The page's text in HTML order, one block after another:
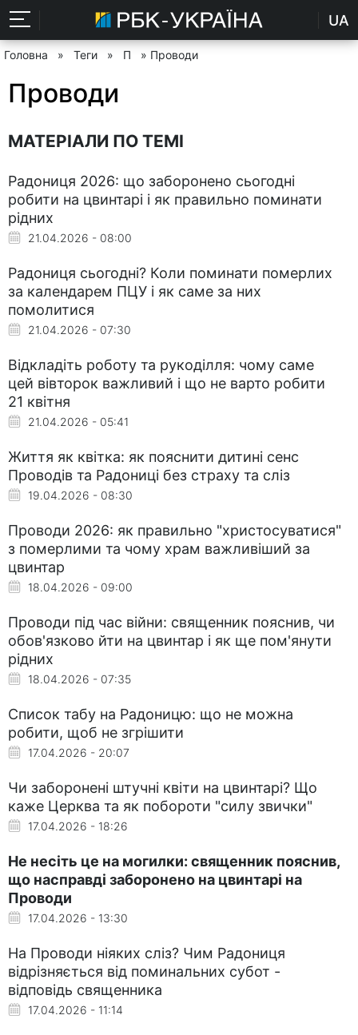
UA
Головна » Теги » П » Проводи
Проводи
МАТЕРІАЛИ ПО ТЕМІ
Радониця 2026: що заборонено сьогодні
робити на цвинтарі і як правильно поминати
рідних
21.04.2026 - 08:00
Радониця сьогодні? Коли поминати померлих
за календарем ПЦУ і як саме за них
помолитися
21.04.2026 - 07:30
Відкладіть роботу та рукоділля: чому саме
цей вівторок важливий і що не варто робити
21 квітня
21.04.2026 - 05:41
Життя як квітка: як пояснити дитині сенс
Проводів та Радониці без страху та сліз
19.04.2026 - 08:30
Проводи 2026: як правильно "христосуватися"
з померлими та чому храм важливіший за
цвинтар
18.04.2026 - 09:00
Проводи під час війни: священник пояснив, чи
обов'язково йти на цвинтар і як ще пом'янути
рідних
18.04.2026 - 07:35
Список табу на Радоницю: що не можна
робити, щоб не згрішити
17.04.2026 - 20:07
Чи заборонені штучні квіти на цвинтарі? Що
каже Церква та як побороти "силу звички"
17.04.2026 - 18:26
Не несіть це на могилки: священник пояснив,
що насправді заборонено на цвинтарі на
Проводи
17.04.2026 - 13:30
На Проводи ніяких сліз? Чим Радониця
відрізняється від поминальних субот -
відповідь священника
17.04.2026 - 11:14